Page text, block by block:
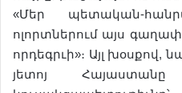
«Մեր պետական-
ոլորտներում այս
որդեգրւի»։ Այլ խօսքով,
յետոյ